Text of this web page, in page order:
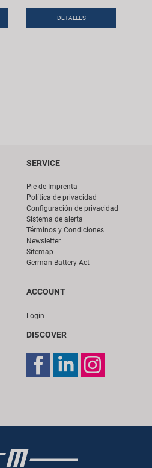
DETALLES
SERVICE
Pie de Imprenta
Política de privacidad
Configuración de privacidad
Sistema de alerta
Términos y Condiciones
Newsletter
Sitemap
German Battery Act
ACCOUNT
Login
DISCOVER